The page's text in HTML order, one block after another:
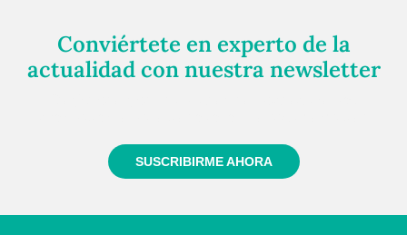
Conviértete en experto de la
actualidad con nuestra newsletter
SUSCRIBIRME AHORA